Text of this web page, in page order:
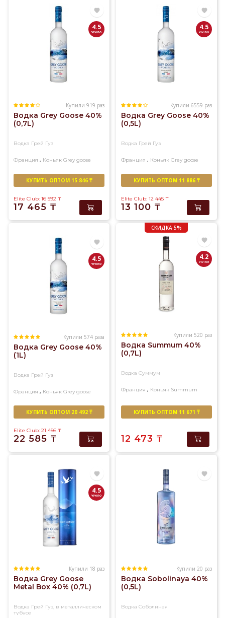
56°.
Основными
производителями
экспортерами
водки
как
США,
Россия,
качественная
представлена
разделе
каталога.
4.5
Купили 919 раз
Водка Grey Goose 40%
(0,7L)
Водка Грей Гуз
Франция , Коньяк Grey goose
КУПИТЬ ОПТОМ 15 846 ₸
Elite Club: 16 592 ₸
17 465 ₸
4.5
Купили 6559 раз
Водка Grey Goose 40%
(0,5L)
Водка Грей Гуз
Франция , Коньяк Grey goose
КУПИТЬ ОПТОМ 11 886 ₸
Elite Club: 12 445 ₸
13 100 ₸
4.5
Купили 574 раза
Водка Grey Goose 40%
(1L)
Водка Грей Гуз
Франция , Коньяк Grey goose
КУПИТЬ ОПТОМ 20 492 ₸
Elite Club: 21 456 ₸
22 585 ₸
СКИДКА 5%
4.2
Купили 520 раз
Водка Summum 40%
(0,7L)
Водка Суммум
Франция , Коньяк Summum
КУПИТЬ ОПТОМ 11 671 ₸
12 473 ₸
4.5
Купили 18 раз
Водка Grey Goose
Metal Box 40% (0,7L)
Водка Грей Гуз, в металлическом
тубусе
Купили 20 раз
Водка Sobolinaya 40%
(0,5L)
Водка Соболиная